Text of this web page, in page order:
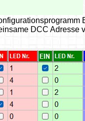
DCC Adresse